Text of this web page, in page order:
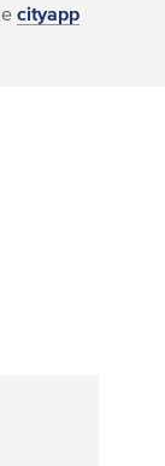
cityapp